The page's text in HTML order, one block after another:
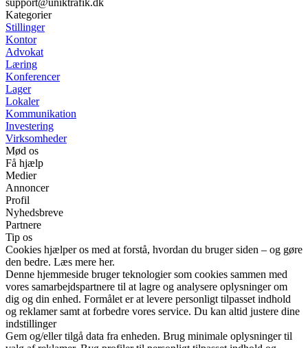
support@uniktrafik.dk
Kategorier
Stillinger
Kontor
Advokat
Læring
Konferencer
Lager
Lokaler
Kommunikation
Investering
Virksomheder
Mød os
Få hjælp
Medier
Annoncer
Profil
Nyhedsbreve
Partnere
Tip os
Cookies hjælper os med at forstå, hvordan du bruger siden – og gøre
den bedre. Læs mere her.
Denne hjemmeside bruger teknologier som cookies sammen med
vores samarbejdspartnere til at lagre og analysere oplysninger om
dig og din enhed. Formålet er at levere personligt tilpasset indhold
og reklamer samt at forbedre vores service. Du kan altid justere dine
indstillinger
Gem og/eller tilgå data fra enheden. Brug minimale oplysninger til